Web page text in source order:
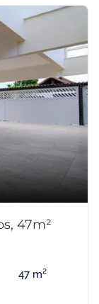
47m²
47 m²